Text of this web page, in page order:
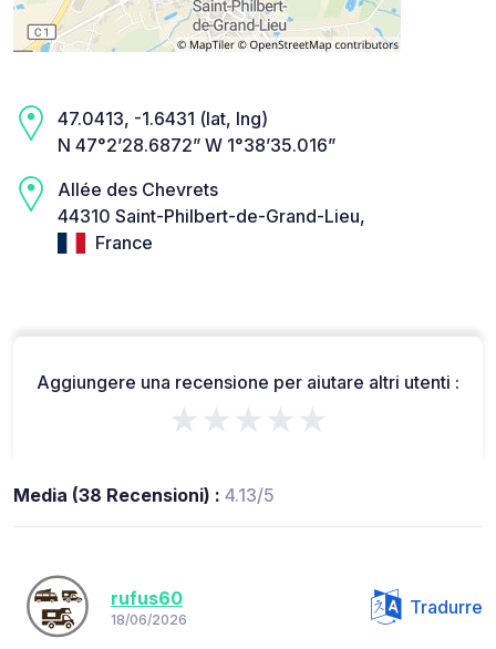
47.0413, -1.6431 (lat, lng)
N 47°2’28.6872” W 1°38’35.016”
Allée des Chevrets
44310 Saint-Philbert-de-Grand-Lieu,
France
Aggiungere una recensione per aiutare altri utenti :
★★★★★
Media (38 Recensioni) : 4.13/5
rufus60
18/06/2026
Tradurre